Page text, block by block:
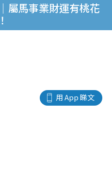
屬馬事業財運有桃花
用 App 睇文